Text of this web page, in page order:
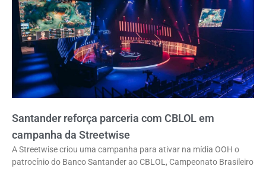
Santander reforça parceria com CBLOL em
campanha da Streetwise
A Streetwise criou uma campanha para ativar na mídia OOH o
patrocínio do Banco Santander ao CBLOL, Campeonato Brasileiro